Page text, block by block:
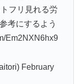
フリ見れる労
考にするよう
Em2NXN6hx9
February